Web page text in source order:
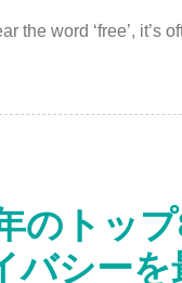
the word ‘free’, it’s
のトッ
バシーを